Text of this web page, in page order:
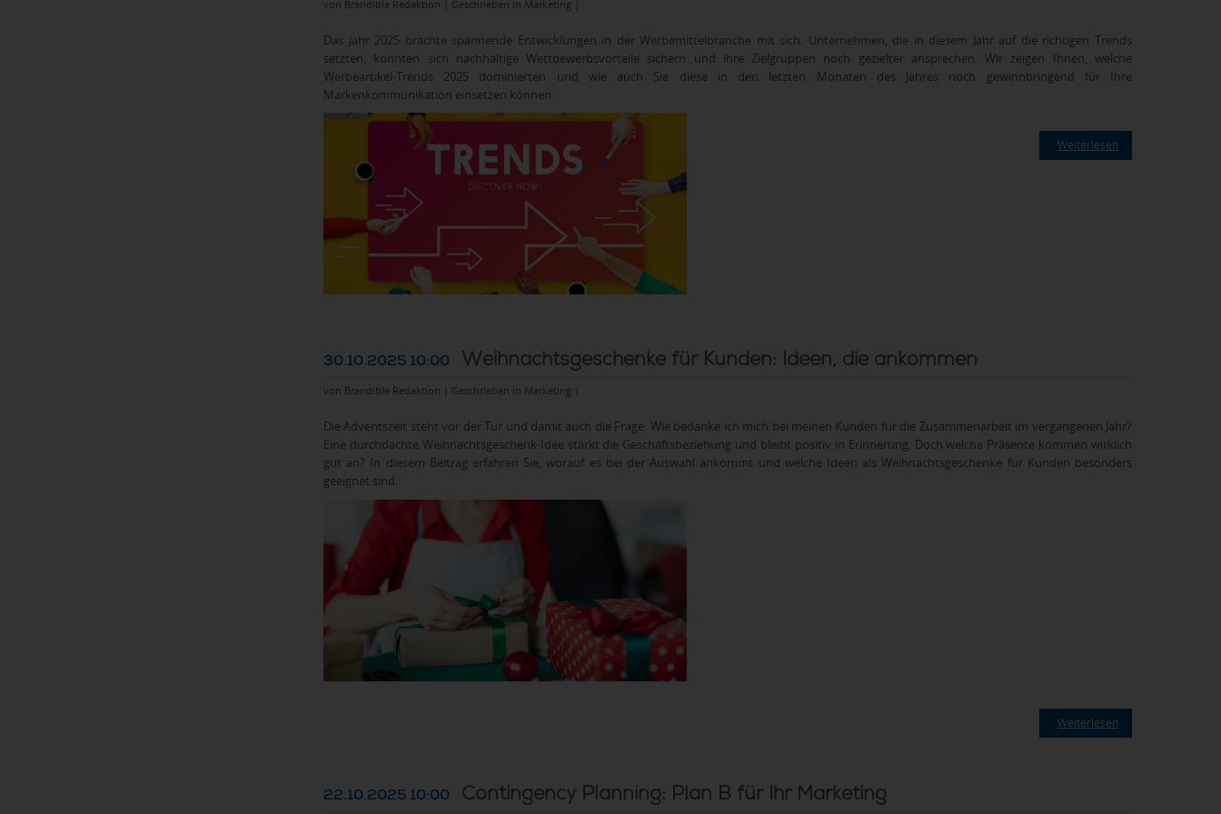
von Brandible Redaktion | Geschrieben in Marketing
Das Jahr 2025 brachte spannende Entwicklungen in der Werbemittelbranche mit sich. Unternehmen, die in diesem Jahr auf die richtigen Trends
setzten, konnten sich nachhaltige Wettbewerbsvorteile sichern und ihre Zielgruppen noch gezielter ansprechen. Wir zeigen Ihnen, welche
Werbeartikel-Trends 2025 dominierten und wie auch Sie diese in den letzten Monaten des Jahres noch gewinnbringend für Ihre
Markenkommunikation einsetzen können.
Weiterlesen
30.10.2025 10:00 Weihnachtsgeschenke für Kunden: Ideen, die ankommen
von Brandible Redaktion | Geschrieben in Marketing
Die Adventszeit steht vor der Tür und damit auch die Frage: Wie bedanke ich mich bei meinen Kunden für die Zusammenarbeit im vergangenen Jahr?
Eine durchdachte Weihnachtsgeschenk-Idee stärkt die Geschäftsbeziehung und bleibt positiv in Erinnerung. Doch welche Präsente kommen wirklich
gut an? In diesem Beitrag erfahren Sie, worauf es bei der Auswahl ankommt und welche Ideen als Weihnachtsgeschenke für Kunden besonders
geeignet sind.
Weiterlesen
22.10.2025 10:00 Contingency Planning: Plan B für Ihr Marketing